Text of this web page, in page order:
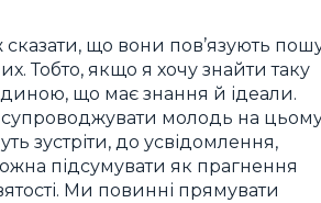
що вони пов’язують
Тобто, якщо я хочу знайти таку
що має знання й ідеали.
супроводжувати молодь на
зустріти, до усвідомлення,
підсумувати як прагнення
Ми повинні прямувати